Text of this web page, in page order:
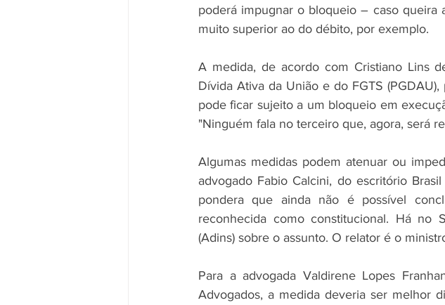
poderá impugnar o bloqueio – caso
muito superior ao do débito, por exemplo.
A medida, de acordo com Cristiano Lins
Dívida Ativa da União e do FGTS
pode ficar sujeito a um bloqueio em
"Ninguém fala no terceiro que, agora, será
Algumas medidas podem atenuar ou
advogado Fabio Calcini, do escritório
pondera que ainda não é possível
reconhecida como constitucional. Há no
(Adins) sobre o assunto. O relator é o
Para a advogada Valdirene Lopes
Advogados, a medida deveria ser melhor